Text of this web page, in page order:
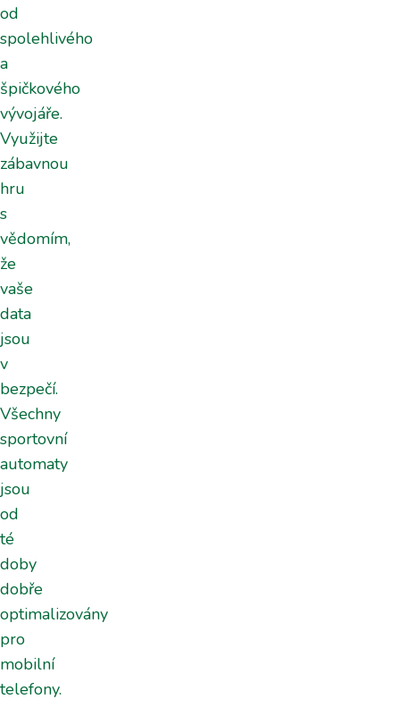
od
spolehlivého
a
špičkového
vývojáře.
Využijte
zábavnou
hru
s
vědomím,
že
vaše
data
jsou
v
bezpečí.
Všechny
sportovní
automaty
jsou
od
té
doby
dobře
optimalizovány
pro
mobilní
telefony.